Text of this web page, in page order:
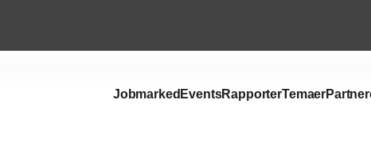
Jobmarked EventsRapporterTemaer